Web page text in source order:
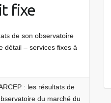
fixe
de son observatoire
détail – services fixes à
: les résultats de
du marché du